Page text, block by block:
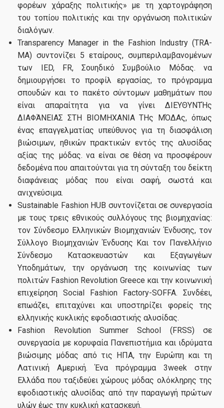
Επικοινωνία
Διαδικασία Διαχείρισης Παραπόνων
φορέων χάραξης πολιτικής» με τη χαρτογράφηση
του τοπίου πολιτικής και την οργάνωση πολιτικών
διαλόγων.
Transparency Manager in the Fashion Industry (TRA-
MA) συντονίζει 5 εταίρους, συμπεριλαμβανομένων
των IED, FR, Σουηδικό Συμβούλιο Μόδας. να
δημιουργήσει το προφίλ εργασίας, το πρόγραμμα
σπουδών και το πακέτο σύντομων μαθημάτων που
είναι απαραίτητα για να γίνει ΔΙΕΥΘΥΝΤΉς
ΔΙΑΦΆΝΕΙΑΣ ΣΤΗ ΒΙΟΜΗΧΑΝΙΑ ΤΗς ΜΌΔΑς, όπως
ένας επαγγελματίας υπεύθυνος για τη διασφάλιση
βιώσιμων, ηθικών πρακτικών εντός της αλυσίδας
αξίας της μόδας. να είναι σε θέση να προσφέρουν
δεδομένα που απαιτούνται για τη σύνταξη του δείκτη
διαφάνειας μόδας που είναι σαφή, σωστά και
ανιχνεύσιμα.
Sustainable Fashion HUB συντονίζεται σε συνεργασία
με τους τρεις εθνικούς συλλόγους της βιομηχανίας:
τον Σύνδεσμο Ελληνικών Βιομηχανιών Ένδυσης, τον
Σύλλογο Βιομηχανιών Ένδυσης Και τον Πανελλήνιο
Σύνδεσμο Κατασκευαστών και Εξαγωγέων
Υποδημάτων, την οργάνωση της κοινωνίας των
πολιτών Fashion Revolution Greece και την κοινωνική
επιχείρηση Social Fashion Factory-SOFFA. Συνδέει,
επωάζει, επιταχύνει και υποστηρίζει φορείς της
ελληνικής κυκλικής εφοδιαστικής αλυσίδας.
Fashion Revolution Summer School (FRSS) σε
συνεργασία με κορυφαία Πανεπιστήμια και ιδρύματα
βιώσιμης μόδας από τις ΗΠΑ, την Ευρώπη και τη
Λατινική Αμερική. Ένα πρόγραμμα 3week στην
Ελλάδα που ταξιδεύει χώρους μόδας ολόκληρης της
εφοδιαστικής αλυσίδας από την παραγωγή πρώτων
υλών έως την κυκλική κατασκευή.